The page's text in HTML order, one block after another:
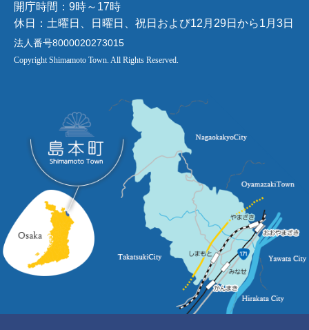
開庁時間：9時～17時
休日：土曜日、日曜日、祝日および12月29日から1月3日
法人番号8000020273015
Copyright Shimamoto Town. All Rights Reserved.